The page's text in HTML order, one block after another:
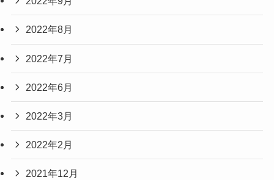
2022年8月
2022年7月
2022年6月
2022年3月
2022年2月
2021年12月